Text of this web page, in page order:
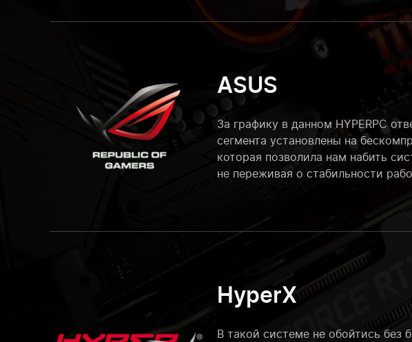
ASUS
За графику в данном HYPERPC
сегмента установлены на
которая позволила нам набить
не переживая о стабильности
HyperX
В такой системе не обойтись без